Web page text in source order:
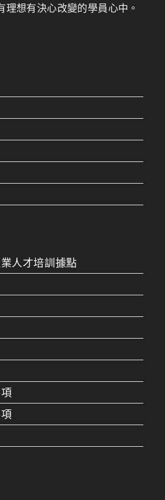
理想有決心改變的學員心中。
人才培訓據點